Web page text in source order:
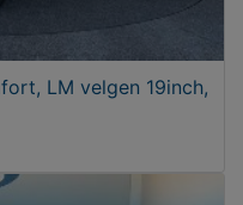
LM velgen 19inch,